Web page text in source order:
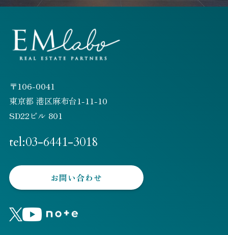
〒106-0041
東京都 港区麻布台1-11-10
SD22ビル 801
tel:03-6441-3018
お問い合わせ